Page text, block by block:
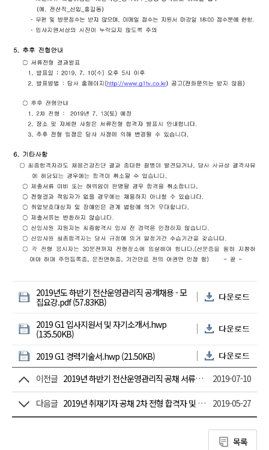
2019년도 하반기 전산운영관리직 공개채용 - 모
집요강.pdf (57.83KB)
2019 G1 입사지원서 및 자기소개서.hwp
(135.50KB)
2019 G1 경력기술서.hwp (21.50KB)
이전글
2019년 하반기 전산운영관리직 공채 서류전형 합격자 및 2차전형 안내 2019-07-10
다음글 2019년 취재기자 공채 2차 전형 합격자 및 3차 전형 안내 2019-05-27
목록